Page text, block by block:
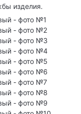
изделия.